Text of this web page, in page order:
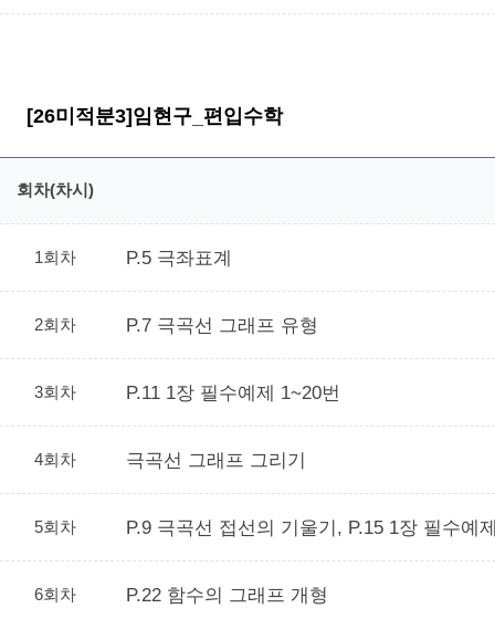
[26미적분3]임현구_편입수학
회차(차시)
1회차 P.5 극좌표계
2회차 P.7 극곡선 그래프 유형
3회차 P.11 1장 필수예제 1~20번
4회차 극곡선 그래프 그리기
5회차 P.9 극곡선 접선의 기울기, P.15 1장 필수예
6회차 P.22 함수의 그래프 개형